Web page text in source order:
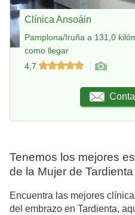
Clínica Ansoáin
Pamplona/Iruña a 131,0
como llegar
4,7
Tenemos los mejores
de la Mujer de Tardienta
Encuentra las mejores
del embrazo en Tardienta,